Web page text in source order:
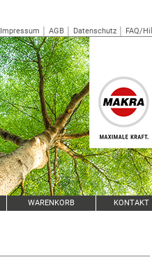
Impressum AGB Datenschutz FAQ/
WARENKORB KONTAKT